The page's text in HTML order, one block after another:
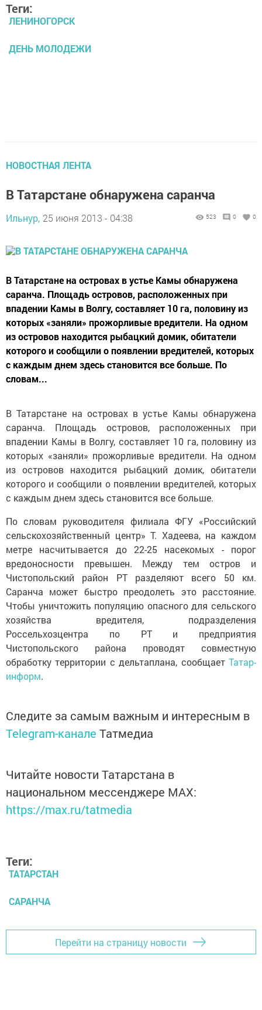
Теги:
ЛЕНИНОГОРСК
ДЕНЬ МОЛОДЕЖИ
НОВОСТНАЯ ЛЕНТА
В Татарстане обнаружена саранча
Ильнур, 25 июня 2013 - 04:38 523 0 0
В Татарстане на островах в устье Камы обнаружена
саранча. Площадь островов, расположенных при
впадении Камы в Волгу, составляет 10 га, половину из
которых «заняли» прожорливые вредители. На одном
из островов находится рыбацкий домик, обитатели
которого и сообщили о появлении вредителей, которых
с каждым днем здесь становится все больше. По
словам...
В Татарстане на островах в устье Камы обнаружена
саранча. Площадь островов, расположенных при
впадении Камы в Волгу, составляет 10 га, половину из
которых «заняли» прожорливые вредители. На одном
из островов находится рыбацкий домик, обитатели
которого и сообщили о появлении вредителей, которых
с каждым днем здесь становится все больше.
По словам руководителя филиала ФГУ «Российский
сельскохозяйственный центр» Т. Хадеева, на каждом
метре насчитывается до 22-25 насекомых - порог
вредоносности превышен. Между тем остров и
Чистопольский район РТ разделяют всего 50 км.
Саранча может быстро преодолеть это расстояние.
Чтобы уничтожить популяцию опасного для сельского
хозяйства вредителя, подразделения
Россельхозцентра по РТ и предприятия
Чистопольского района проводят совместную
обработку территории с дельтаплана, сообщает Татар-
информ.
Следите за самым важным и интересным в
Telegram-канале Татмедиа
Читайте новости Татарстана в
национальном мессенджере MАХ:
https://max.ru/tatmedia
Теги:
ТАТАРСТАН
САРАНЧА
Перейти на страницу новости